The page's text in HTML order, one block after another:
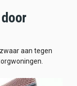
aan tegen